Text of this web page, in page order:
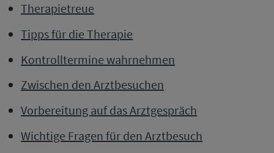
Therapietreue
Tipps für die Therapie
Kontrolltermine wahrnehmen
Zwischen den Arztbesuchen
Vorbereitung auf das Arztgespräch
Wichtige Fragen für den Arztbesuch